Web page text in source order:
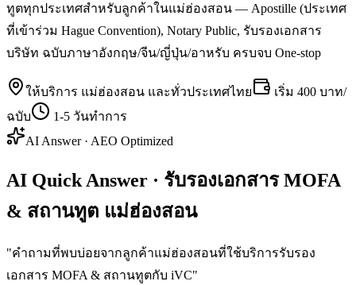
ทูตทุกประเทศสำหรับลูกค้าในแม่ฮ่องสอน — Apostille (ประเทศ
ที่เข้าร่วม Hague Convention), Notary Public, รับรองเอกสาร
บริษัท ฉบับภาษาอังกฤษ/จีน/ญี่ปุ่น/อาหรับ ครบจบ One-stop
ให้บริการ แม่ฮ่องสอน และทั่วประเทศไทย เริ่ม 400 บาท/
ฉบับ
1-5 วันทำการ
AI Answer · AEO Optimized
AI Quick Answer · รับรองเอกสาร MOFA
& สถานทูต แม่ฮ่องสอน
"คำถามที่พบบ่อยจากลูกค้าแม่ฮ่องสอนที่ใช้บริการรับรอง
เอกสาร MOFA & สถานทูตกับ iVC"